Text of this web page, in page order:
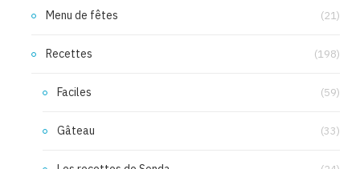
Menu de fêtes (21)
Recettes (198)
Faciles (59)
Gâteau (33)